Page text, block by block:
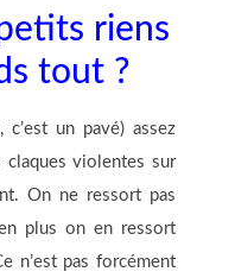
riens
tout ?
un pavé) assez
claques violentes sur
On ne ressort pas
plus on en ressort
n’est pas forcément